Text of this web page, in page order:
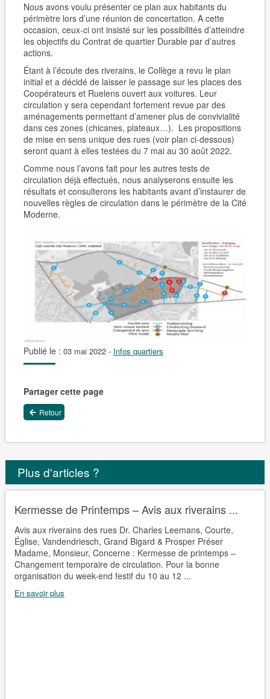
Nous avons voulu présenter ce plan aux habitants du
périmètre lors d’une réunion de concertation. A cette
occasion, ceux-ci ont insisté sur les possibilités d’atteindre
les objectifs du Contrat de quartier Durable par d’autres
actions.
Étant à l’écoute des riverains, le Collège a revu le plan
initial et a décidé de laisser le passage sur les places des
Coopérateurs et Ruelens ouvert aux voitures. Leur
circulation y sera cependant fortement revue par des
aménagements permettant d’amener plus de convivialité
dans ces zones (chicanes, plateaux…). Les propositions
de mise en sens unique des rues (voir plan ci-dessous)
seront quant à elles testées du 7 mai au 30 août 2022.
Comme nous l’avons fait pour les autres tests de
circulation déjà effectués, nous analyserons ensuite les
résultats et consulterons les habitants avant d’instaurer de
nouvelles règles de circulation dans le périmètre de la Cité
Moderne.
Publié le : 03 mai 2022 - Infos quartiers
Partager cette page
Retour
Plus d'articles ?
Kermesse de Printemps – Avis aux riverains ...
Avis aux riverains des rues Dr. Charles Leemans, Courte,
Église, Vandendriesch, Grand Bigard & Prosper Préser
Madame, Monsieur, Concerne : Kermesse de printemps –
Changement temporaire de circulation. Pour la bonne
organisation du week-end festif du 10 au 12 ...
En savoir plus